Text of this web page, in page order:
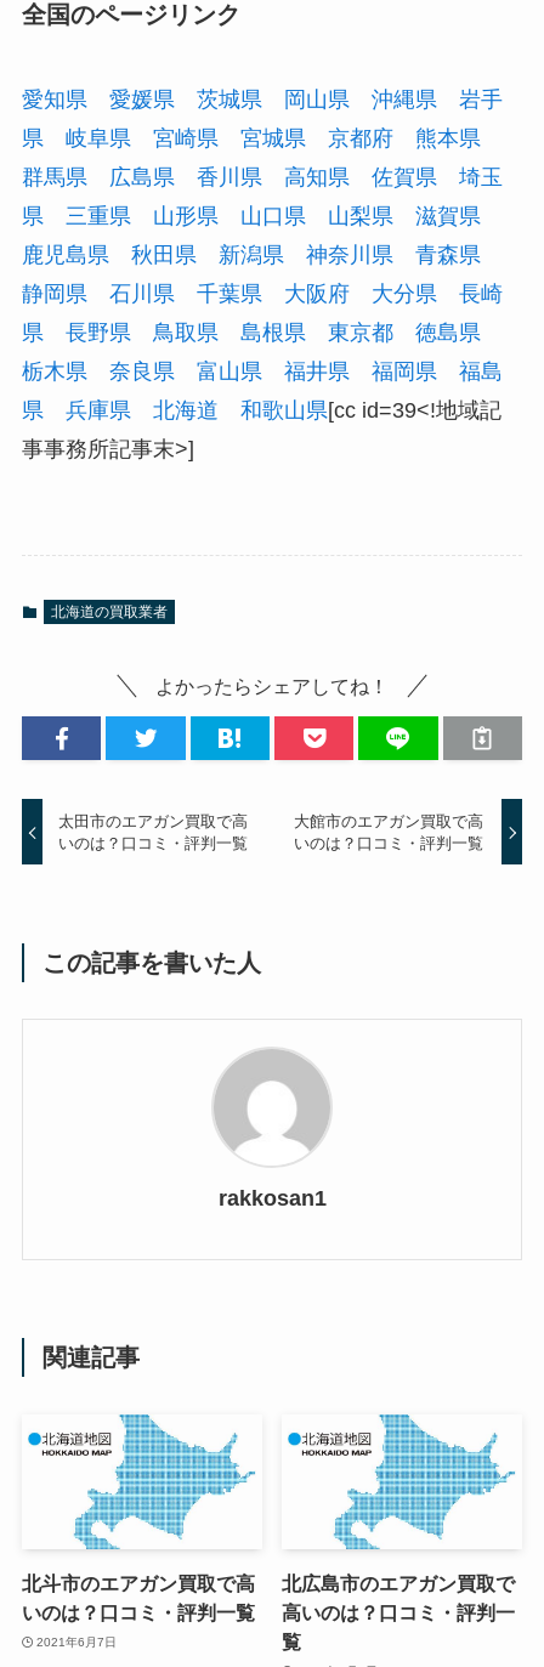
全国のページリンク
愛知県 愛媛県 茨城県 岡山県 沖縄県
岩手
県
岐阜県 宮崎県 宮城県 京都府
熊本県
群馬県
広島県 香川県 高知県 佐賀県
埼玉
県
三重県 山形県 山口県 山梨県
滋賀県
鹿児島県
秋田県 新潟県 神奈川県
青森県
静岡県
石川県 千葉県 大阪府 大分県
長崎
県
長野県 鳥取県 島根県 東京都
徳島県
栃木県
奈良県 富山県 福井県 福岡県
福島
県
兵庫県 北海道 和歌山県[cc id=39<!地域記
事事務所記事末>]
北海道の買取業者
よかったらシェアしてね！
太田市のエアガン買取で高
いのは？口コミ・評判一覧
大館市のエアガン買取で高
いのは？口コミ・評判一覧
この記事を書いた人
rakkosan1
関連記事
北斗市のエアガン買取で高
いのは？口コミ・評判一覧
2021年6月7日
北広島市のエアガン買取で
高いのは？口コミ・評判一
覧